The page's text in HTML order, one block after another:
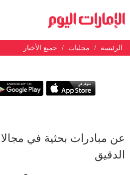
الرئيسة محليات جميع الأخبار
عن مبادرات بحثية في
الدقيق